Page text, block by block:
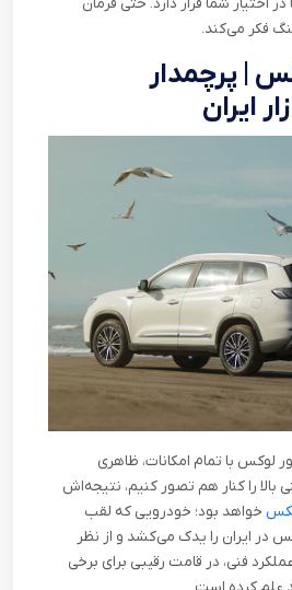
فکر می‌کند.
مکس | پرچمدار
ایران
لوکس با تمام امکانات، ظاهری
بالا را کنار هم تصور کنیم، نتیجه‌اش
خواهد بود؛ خودرویی که لقب
در ایران را یدک می‌کشد و از نظر
فنی، در قامت رقیبی برای برخی